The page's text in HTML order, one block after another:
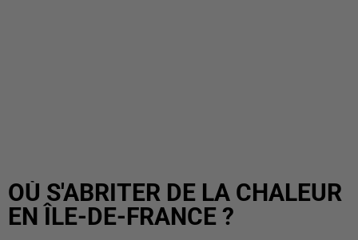
OÙ S'ABRITER DE LA CHALEUR
EN ÎLE-DE-FRANCE ?